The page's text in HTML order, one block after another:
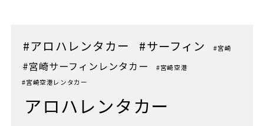
#アロハレンタカー #サーフィン #宮崎
#宮崎サーフィンレンタカー
#宮崎空港
#宮崎空港レンタカー
アロハレンタカー